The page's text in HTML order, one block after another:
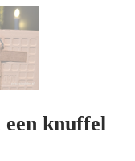
een knuffel